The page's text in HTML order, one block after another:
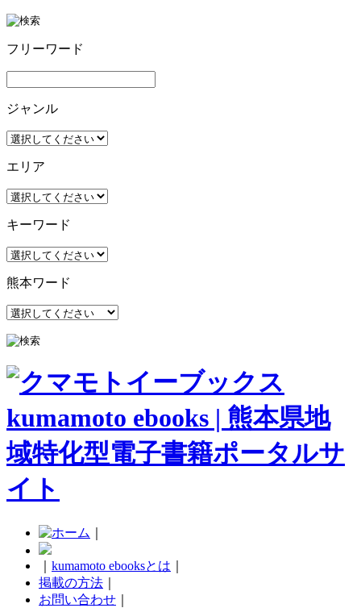
フリーワード
ジャンル
エリア
キーワード
熊本ワード
kumamoto ebooksとは
掲載の方法
お問い合わせ